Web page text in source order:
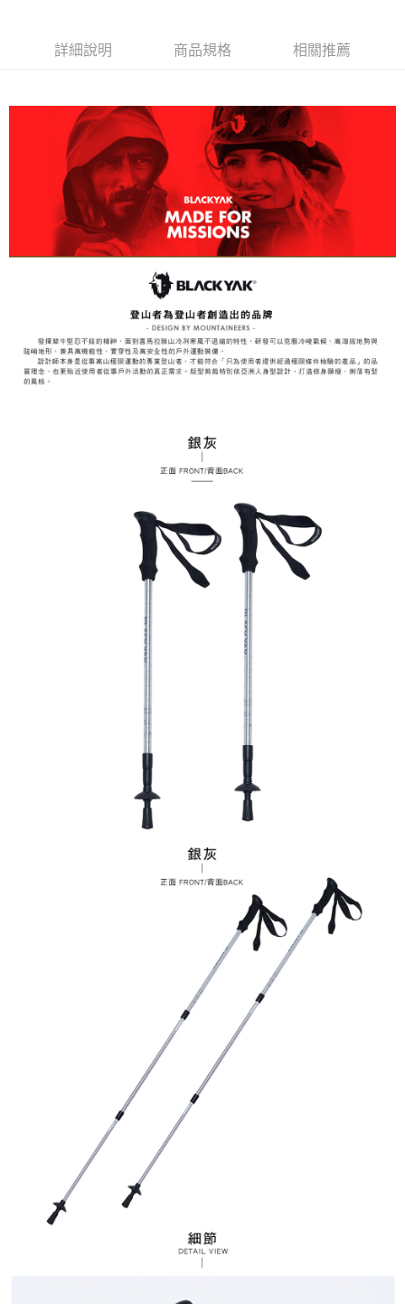
ATM／網路銀行／等多元方式進行付款，方視為交易完成。
※ 請注意：結帳手續完成當下不需立刻繳費，但若您需要取消訂單，請聯絡
※ 交易是否成功請以「AFTEE先享後付 」之結帳頁面顯示為準，若有關於
是否繳費成功／繳費後需取消欲退款等相關疑問，請聯繫「AFTEE先享後付
客戶支援中心」
https://netprotections.freshdesk.com/support/home
【注意事項】
１．透過由恩沛科技股份有限公司提供之「AFTEE先享後付」服務完成之交
易，需依本服務之必要範圍內提供個人資料，並將交易相關給付款項請求債
權轉讓予恩沛科技股份有限公司。
２．關於個人資料處理事宜，請瀏覽以下網址：
https://aftee.tw/terms/#terms3
３．未成年的使用者請事先徵得法定代理人或監護人之同意方可使用
「AFTEE先享後付」，若未經同意申辦者引起之損失，本公司不負相關責
４．使用「AFTEE先享後付」時，將依據個別帳號之用戶狀況，依本公司即
時審查核予不同之上限額度；若仍有額度不足之情形，本公司將視審查結果
請求用戶進行身份認證。
５．嚴禁一人註冊多個帳號或使用他人資訊註冊。若發現惡意使用之情形，
恩沛科技股份有限公司將有權停止該用戶之使用額度並採取法律行動。
詳細說明 商品規格 相關推薦